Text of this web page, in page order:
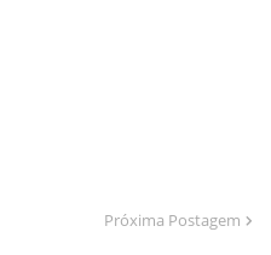
Próxima Postagem